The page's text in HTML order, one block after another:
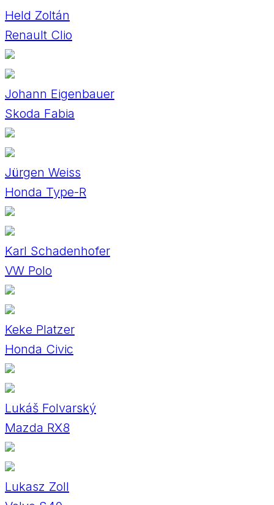
Held Zoltán
Renault Clio
Johann Eigenbauer
Skoda Fabia
Jürgen Weiss
Honda Type-R
Karl Schadenhofer
VW Polo
Keke Platzer
Honda Civic
Lukáš Folvarský
Mazda RX8
Lukasz Zoll